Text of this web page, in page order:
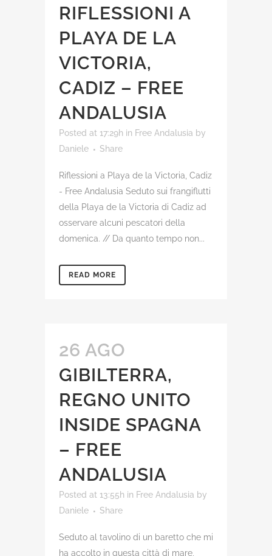
RIFLESSIONI A
PLAYA DE LA
VICTORIA,
CADIZ – FREE
ANDALUSIA
Posted at 17:29h in Free Andalusia by
Daniele
Share
Riflessioni a Playa de la Victoria, Cadiz
- Free Andalusia Seduto sui frangiflutti
della Playa de la Victoria di Cadiz ad
osservare alcuni pescatori della
domenica. // Da quanto tempo non...
READ MORE
26 AGO
GIBILTERRA,
REGNO UNITO
INSIDE SPAGNA
– FREE
ANDALUSIA
Posted at 13:55h in Free Andalusia by
Daniele
Share
Seduto al tavolino di un baretto che mi
ha accolto in questa città di mare,